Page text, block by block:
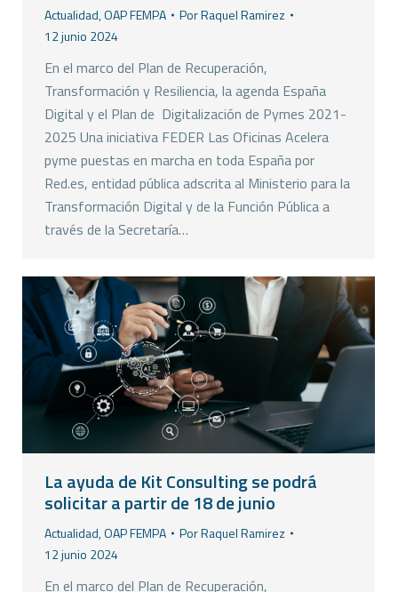
Actualidad,OAP FEMPA PorRaquel Ramirez
12 junio 2024
En el marco del Plan de Recuperación,
Transformación y Resiliencia, la agenda España
Digital y el Plan de Digitalización de Pymes 2021-
2025 Una iniciativa FEDER Las Oficinas Acelera
pyme puestas en marcha en toda España por
Red.es, entidad pública adscrita al Ministerio para la
Transformación Digital y de la Función Pública a
través de la Secretaría…
La ayuda de Kit Consulting se podrá
solicitar a partir de 18 de junio
Actualidad,OAP FEMPA PorRaquel Ramirez
12 junio 2024
En el marco del Plan de Recuperación,